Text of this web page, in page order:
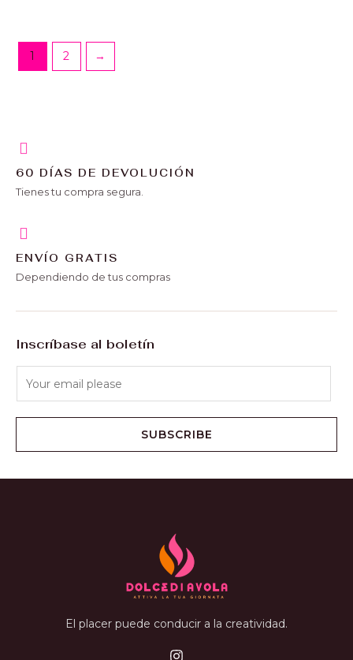
1 2 →
60 DÍAS DE DEVOLUCIÓN
Tienes tu compra segura.
ENVÍO GRATIS
Dependiendo de tus compras
Inscríbase al boletín
SUBSCRIBE
El placer puede conducir a la creatividad.